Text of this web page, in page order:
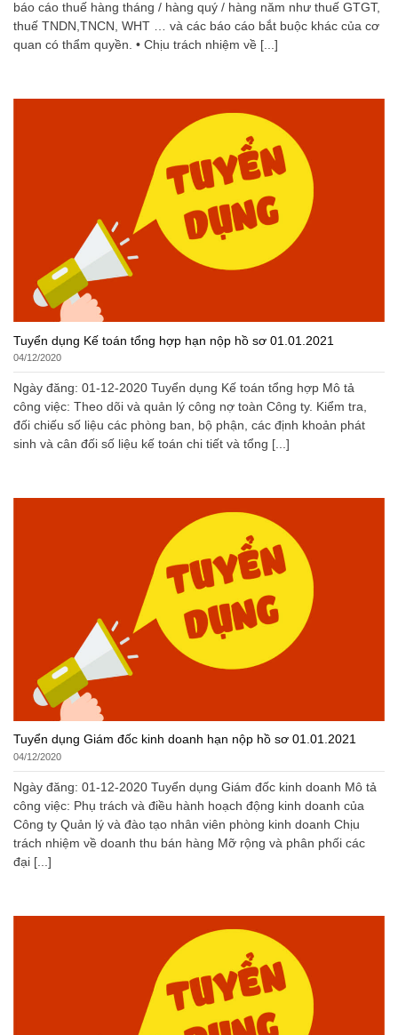
báo cáo thuế hàng tháng / hàng quý / hàng năm như thuế GTGT,
thuế TNDN,TNCN, WHT … và các báo cáo bắt buộc khác của cơ
quan có thẩm quyền. • Chịu trách nhiệm về [...]
Tuyển dụng Kế toán tổng hợp hạn nộp hồ sơ 01.01.2021
04/12/2020
Ngày đăng: 01-12-2020 Tuyển dụng Kế toán tổng hợp Mô tả
công việc: Theo dõi và quản lý công nợ toàn Công ty. Kiểm tra,
đối chiếu số liệu các phòng ban, bộ phận, các định khoản phát
sinh và cân đối số liệu kế toán chi tiết và tổng [...]
Tuyển dụng Giám đốc kinh doanh hạn nộp hồ sơ 01.01.2021
04/12/2020
Ngày đăng: 01-12-2020 Tuyển dụng Giám đốc kinh doanh Mô tả
công việc: Phụ trách và điều hành hoạch động kinh doanh của
Công ty Quản lý và đào tạo nhân viên phòng kinh doanh Chịu
trách nhiệm về doanh thu bán hàng Mỡ rộng và phân phối các
đại [...]